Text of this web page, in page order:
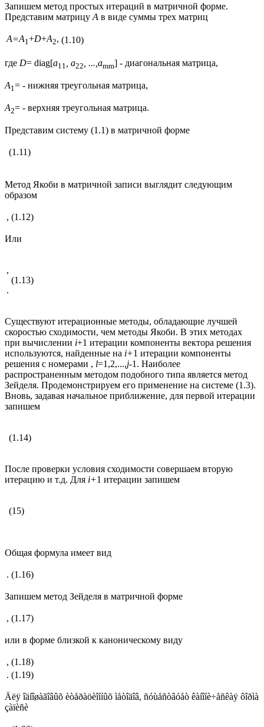
Запишем метод простых итераций в матричной форме.
Представим матрицу А в виде суммы трех матриц
А=А1 +D+A2, (1.10)
где D= diag[a11 a22 , ..., amm] - диагональная матрица,
А1= - нижняя треугольная матрица,
А2= - верхняя треугольная матрица.
Представим систему (1.1) в матричной форме
(1.11)
Метод Якоби в матричной записи выглядит следующим
образом
, (1.12)
Или
,
.
(1.13)
Существуют итерационные методы, обладающие лучшей
скоростью сходимости, чем методы Якоби. В этих методах
при вычислении i+1 итерации компоненты вектора решения
используются, найденные на i+1 итерации компоненты
решения с номерами , l=1,2,...,j-1. Наиболее
распространенным методом подобного типа является метод
Зейделя. Продемонстрируем его применение на системе (1.3).
Вновь, задавая начальное приближение, для первой итерации
запишем
(1.14)
После проверки условия сходимости совершаем вторую
итерацию и т.д. Для i+1 итерации запишем
(15)
Общая формула имеет вид
. (1.16)
Запишем метод Зейделя в матричной форме
, (1.17)
или в форме близкой к каноническому виду
, (1.18)
. (1.19)
Äëÿ îäíîøàãîâûõ èòåðàöèîííûõ ìåòîäîâ, ñóùåñòâóåò êàíîíè÷åñêàÿ ôîðìà
çàïèñè